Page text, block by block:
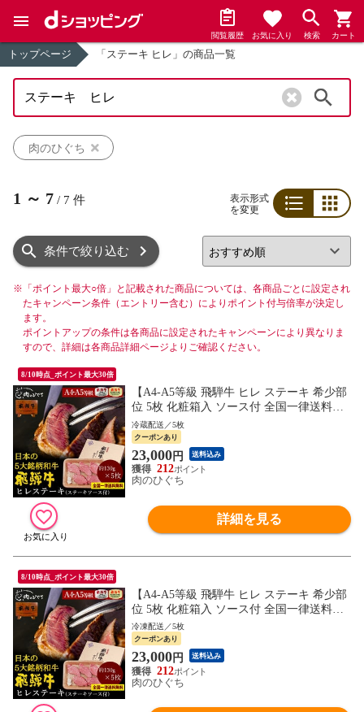
閲覧履歴 お気に入り 検索 カート
トップページ 「ステーキ ヒレ」の商品一覧
肉のひぐち
1 ～ 7 / 7 件
表示形式
を変更
条件で絞り込む
※ 「ポイント最大○倍」と記載された商品については、各商品ごとに設定され
たキャンペーン条件（エントリー含む）によりポイント付与倍率が決定し
ます。
ポイントアップの条件は各商品に設定されたキャンペーンにより異なりま
すので、詳細は各商品詳細ページよりご確認ください。
8/10時点_ポイント最大30倍
【A4-A5等級 飛騨牛 ヒレ ステーキ 希少部
位 5枚 化粧箱入 ソース付 全国一律送料無
料】約130g×5枚 肉 ギフト 精肉 牛肉 精肉
ギフト 内祝 御礼 ぽっきり
冷蔵配送／5枚
クーポンあり
23,000円 送料込み
212
肉のひぐち
詳細を見る
8/10時点_ポイント最大30倍
【A4-A5等級 飛騨牛 ヒレ ステーキ 希少部
位 5枚 化粧箱入 ソース付 全国一律送料無
料】約130g×5枚 肉 ギフト 精肉 精肉ギフト
内祝 御礼 銘柄和牛 黒毛和牛 ぽっきり hrp
冷凍配送／5枚
クーポンあり
23,000円 送料込み
212
肉のひぐち